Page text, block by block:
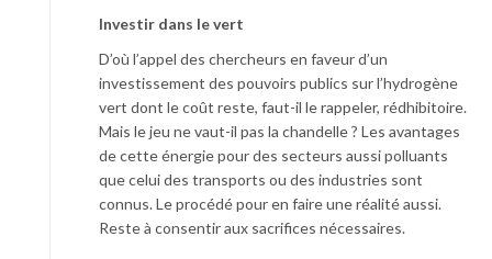
Investir dans le vert
D’où l’appel des chercheurs en faveur d’un
investissement des pouvoirs publics sur l’hydrogène
vert dont le coût reste, faut-il le rappeler, rédhibitoire.
Mais le jeu ne vaut-il pas la chandelle ? Les avantages
de cette énergie pour des secteurs aussi polluants
que celui des transports ou des industries sont
connus. Le procédé pour en faire une réalité aussi.
Reste à consentir aux sacrifices nécessaires.